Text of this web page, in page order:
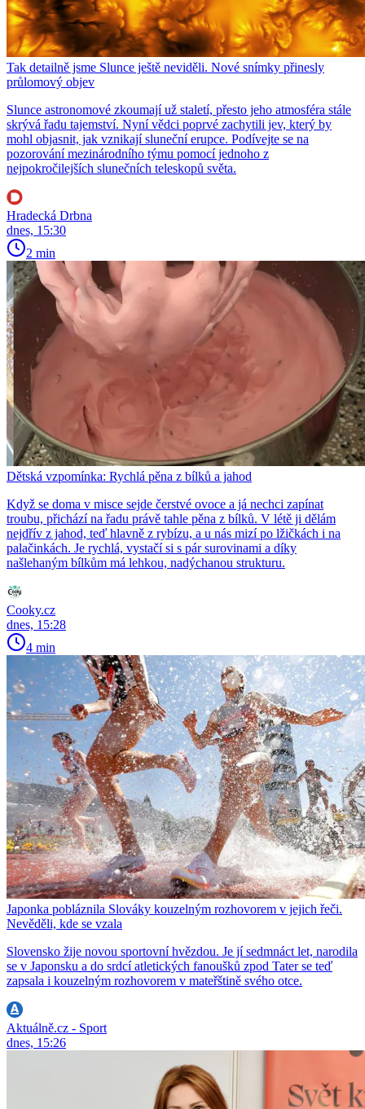
Tak detailně jsme Slunce ještě neviděli. Nové snímky přinesly
průlomový objev
Slunce astronomové zkoumají už staletí, přesto jeho atmosféra stále
skrývá řadu tajemství. Nyní vědci poprvé zachytili jev, který by
mohl objasnit, jak vznikají sluneční erupce. Podívejte se na
pozorování mezinárodního týmu pomocí jednoho z
nejpokročilejších slunečních teleskopů světa.
Hradecká Drbna
dnes, 15:30
2 min
Dětská vzpomínka: Rychlá pěna z bílků a jahod
Když se doma v misce sejde čerstvé ovoce a já nechci zapínat
troubu, přichází na řadu právě tahle pěna z bílků. V létě ji dělám
nejdřív z jahod, teď hlavně z rybízu, a u nás mizí po lžičkách i na
palačinkách. Je rychlá, vystačí si s pár surovinami a díky
našlehaným bílkům má lehkou, nadýchanou strukturu.
Cooky.cz
dnes, 15:28
4 min
Japonka pobláznila Slováky kouzelným rozhovorem v jejich řeči.
Nevěděli, kde se vzala
Slovensko žije novou sportovní hvězdou. Je jí sedmnáct let, narodila
se v Japonsku a do srdcí atletických fanoušků zpod Tater se teď
zapsala i kouzelným rozhovorem v mateřštině svého otce.
Aktuálně.cz - Sport
dnes, 15:26